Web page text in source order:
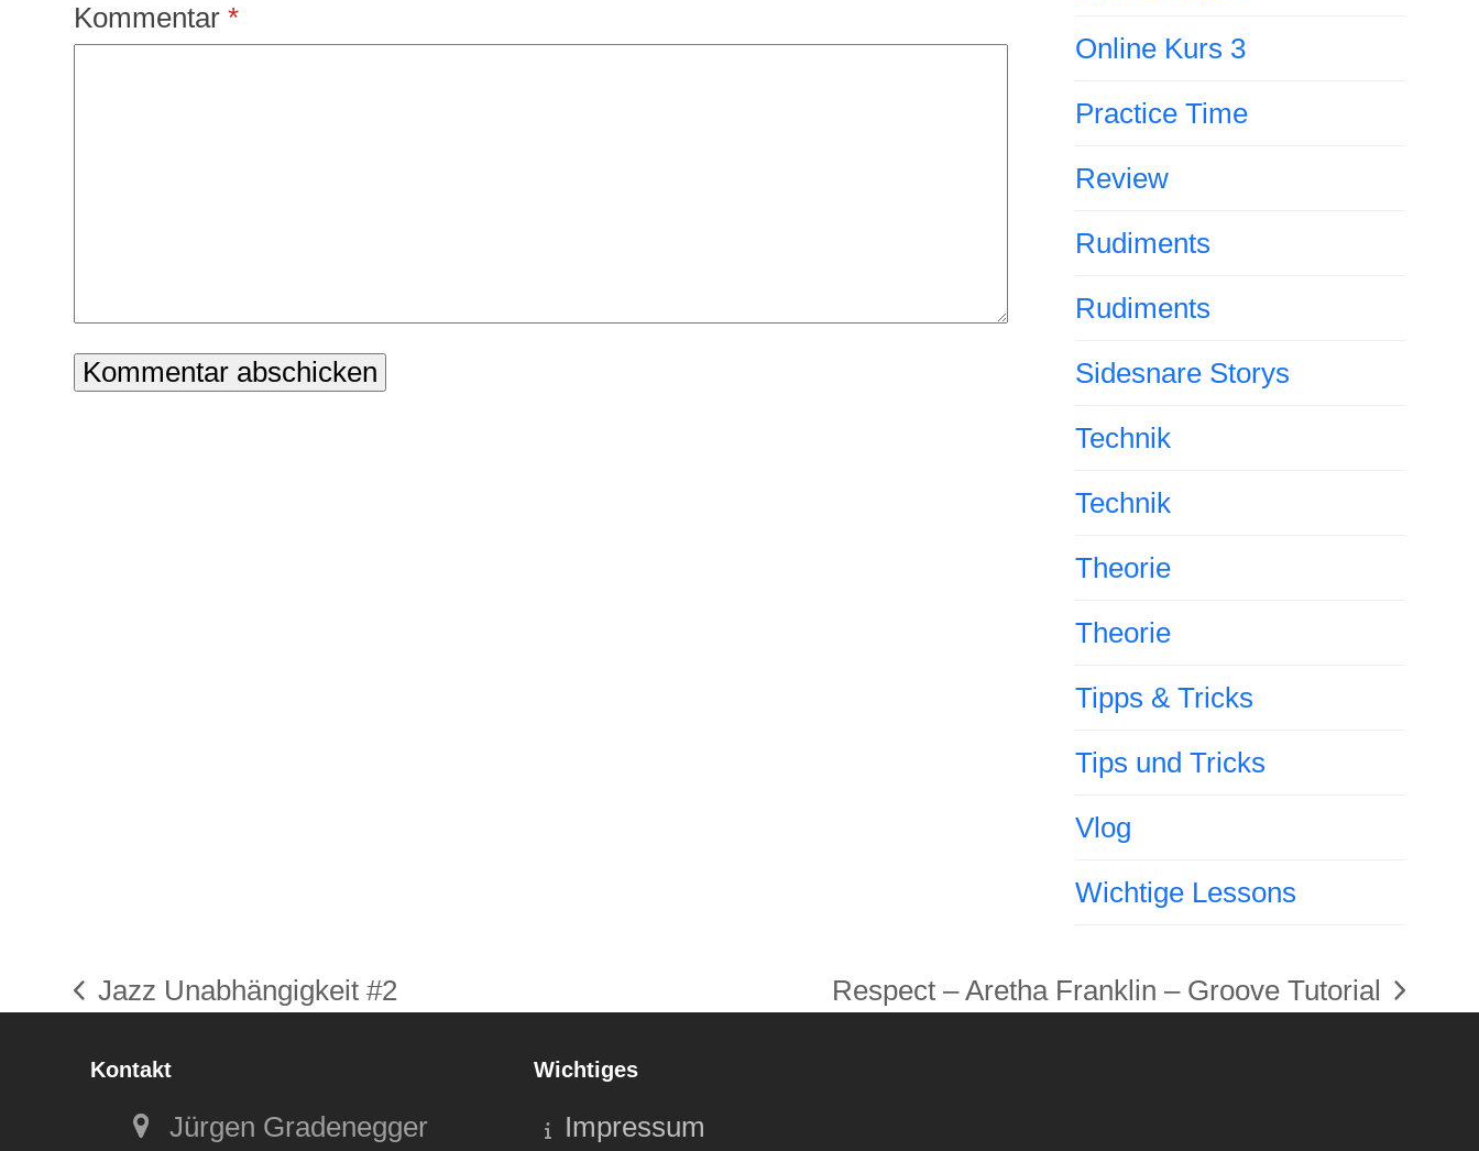
Kommentar*
Online Kurs 3
Practice Time
Review
Rudiments
Rudiments
Sidesnare Storys
Technik
Technik
Theorie
Theorie
Tipps & Tricks
Tips und Tricks
Vlog
Wichtige Lessons
vorheriger
Jazz Unabhängigkeit #2
Nächster
Respect – Aretha Franklin – Groove Tutorial
Kontakt
Jürgen Gradenegger
Wichtiges
Impressum